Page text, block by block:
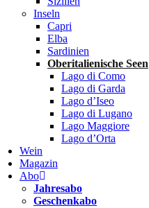
Inseln
Capri
Elba
Sardinien
Oberitalienische Seen
Lago di Como
Lago di Garda
Lago d’Iseo
Lago di Lugano
Lago Maggiore
Lago d’Orta
Wein
Magazin
Abo
Jahresabo
Geschenkabo